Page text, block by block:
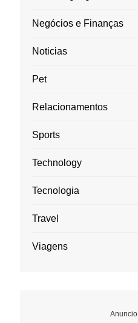
Negócios e Finanças
Noticias
Pet
Relacionamentos
Sports
Technology
Tecnologia
Travel
Viagens
Anuncio